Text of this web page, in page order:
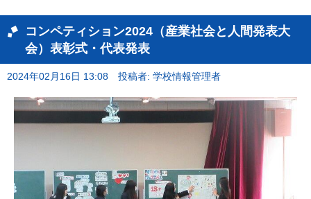
コンペティション2024（産業社会と人間発表大
会）表彰式・代表発表
2024年02月16日 13:08 投稿者: 学校情報管理者